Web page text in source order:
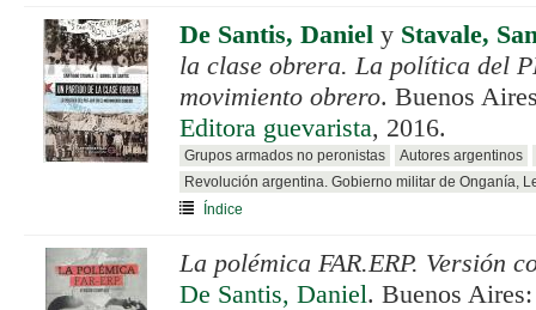
De Santis, Daniel y Stavale,
la clase obrera. La política del
movimiento obrero. Buenos
Editora guevarista, 2016.
Grupos armados no peronistas
Autores argentinos
Revolución argentina. Gobierno militar de Onganía,
Índice
La polémica FAR.ERP. Versión
De Santis, Daniel. Buenos